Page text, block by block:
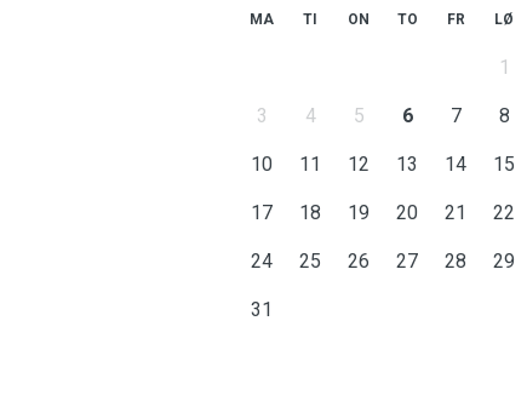
MA TI ON TO FR LØ
1
3 4 5 6 7 8
10 11 12 13 14 15
17 18 19 20 21 22
24 25 26 27 28 29
31